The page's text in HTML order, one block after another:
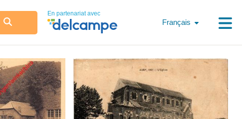
En partenariat avec
Français